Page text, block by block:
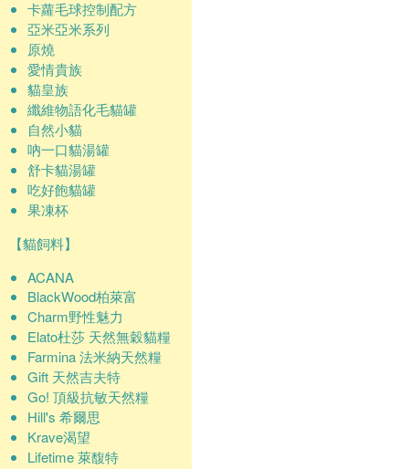
卡蘿毛球控制配方
亞米亞米系列
原燒
愛情貴族
貓皇族
纖維物語化毛貓罐
自然小貓
吶一口貓湯罐
舒卡貓湯罐
吃好飽貓罐
果凍杯
【貓飼料】
ACANA
BlackWood柏萊富
Charm野性魅力
Elato杜莎 天然無穀貓糧
Farmina 法米納天然糧
Gift 天然吉夫特
Go! 頂級抗敏天然糧
Hill's 希爾思
Krave渴望
Lifetime 萊馥特